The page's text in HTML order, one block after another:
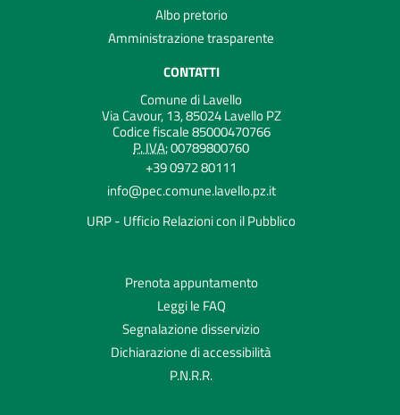
Albo pretorio
Amministrazione trasparente
CONTATTI
Comune di Lavello
Via Cavour, 13, 85024 Lavello PZ
Codice fiscale 85000470766
P. IVA:00789800760
+39 0972 80111
info@pec.comune.lavello.pz.it
URP - Ufficio Relazioni con il Pubblico
Prenota appuntamento
Leggi le FAQ
Segnalazione disservizio
Dichiarazione di accessibilità
P.N.R.R.